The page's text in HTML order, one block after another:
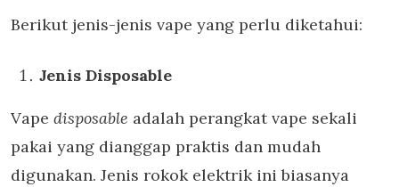
Berikut jenis-jenis vape yang perlu diketahui:
Jenis Disposable
Vape disposable adalah perangkat vape sekali
pakai yang dianggap praktis dan mudah
digunakan. Jenis rokok elektrik ini biasanya